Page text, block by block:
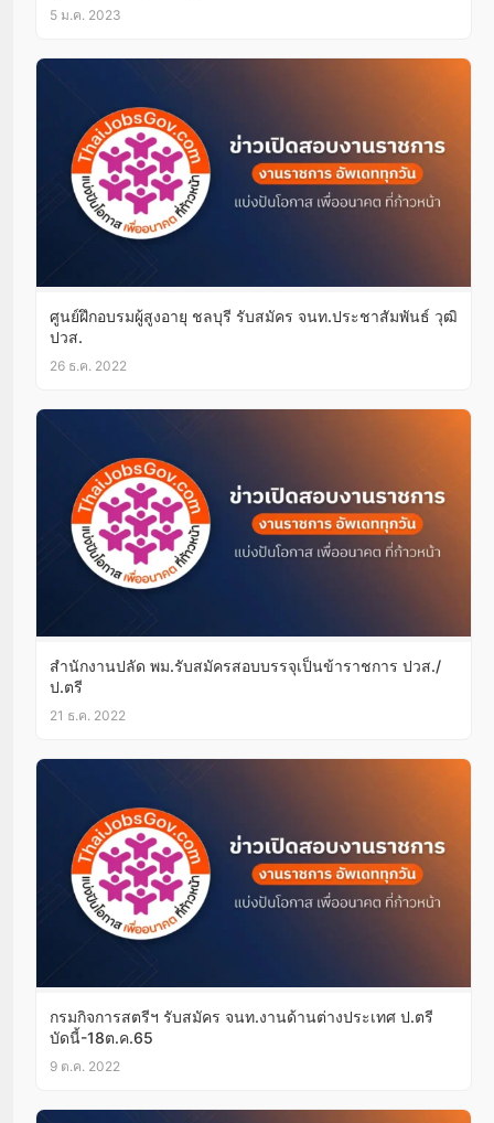
5 ม.ค. 2023
ศูนย์ฝึกอบรมผู้สูงอายุ ชลบุรี รับสมัคร จนท.ประชาสัมพันธ์ วุฒิ
ปวส.
26 ธ.ค. 2022
สำนักงานปลัด พม.รับสมัครสอบบรรจุเป็นข้าราชการ ปวส./
ป.ตรี
21 ธ.ค. 2022
กรมกิจการสตรีฯ รับสมัคร จนท.งานด้านต่างประเทศ ป.ตรี
บัดนี้-18ต.ค.65
9 ต.ค. 2022